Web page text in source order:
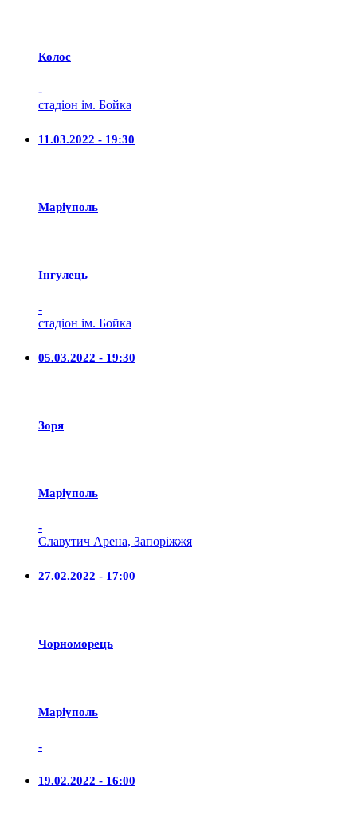
Колос
-
стадіон ім. Бойка
11.03.2022 - 19:30
Маріуполь
Iнгулець
-
стадіон ім. Бойка
05.03.2022 - 19:30
Зоря
Маріуполь
-
Славутич Арена, Запоріжжя
27.02.2022 - 17:00
Чорноморець
Маріуполь
-
19.02.2022 - 16:00